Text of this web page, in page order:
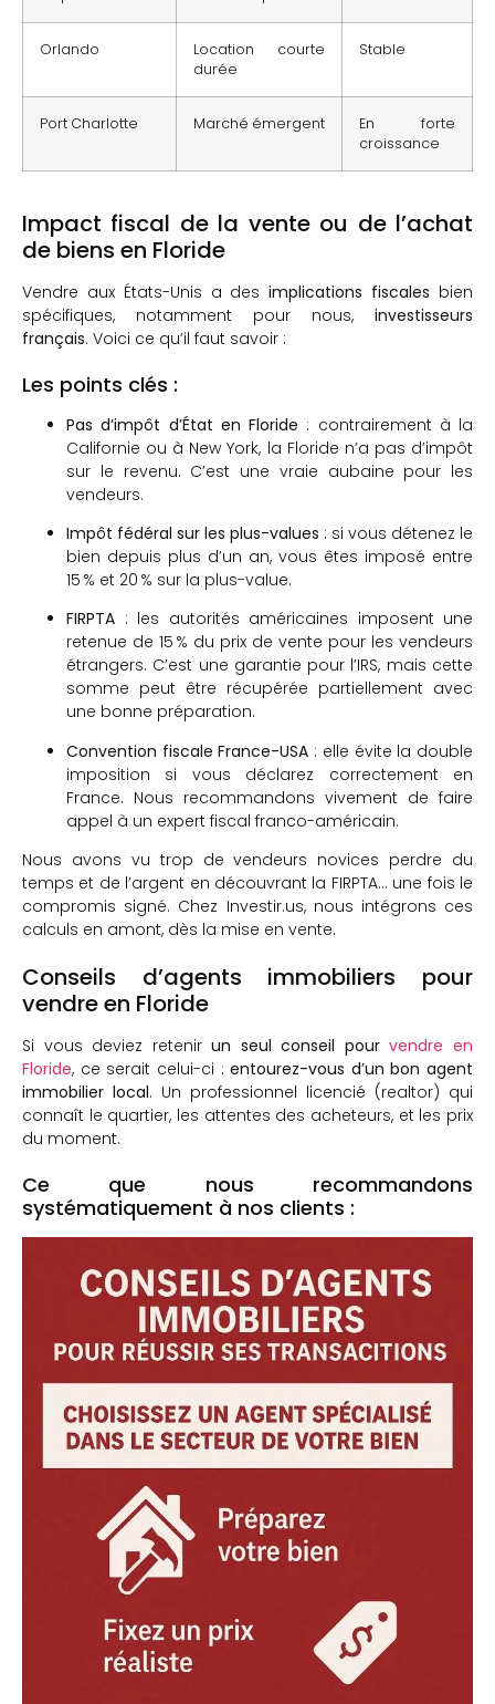
Orlando
Location courte
durée
Stable
Port Charlotte Marché émergent
En forte
croissance
Impact fiscal de la vente ou de l’achat
de biens en Floride
Vendre aux États-Unis a desimplications fiscales bien
spécifiques, notamment pour nous, investisseurs
français. Voici ce qu’il faut savoir :
Les points clés :
Pas d’impôt d’État en Floride : contrairement à la
Californie ou à New York, la Floride n’a pas d’impôt
sur le revenu. C’est une vraie aubaine pour les
vendeurs.
Impôt fédéral sur les plus-values : si vous détenez le
bien depuis plus d’un an, vous êtes imposé entre
15 % et 20 % sur la plus-value.
FIRPTA : les autorités américaines imposent une
retenue de 15 % du prix de vente pour les vendeurs
étrangers. C’est une garantie pour l’IRS, mais cette
somme peut être récupérée partiellement avec
une bonne préparation.
Convention fiscale France-USA : elle évite la double
imposition si vous déclarez correctement en
France. Nous recommandons vivement de faire
appel à un expert fiscal franco-américain.
Nous avons vu trop de vendeurs novices perdre du
temps et de l’argent en découvrant la FIRPTA… une fois le
compromis signé. Chez Investir.us, nous intégrons ces
calculs en amont, dès la mise en vente.
Conseils d’agents immobiliers pour
vendre en Floride
Si vous deviez retenirun seul conseil pourvendre en
Floride, ce serait celui-ci :entourez-vous d’un bon agent
immobilier local. Un professionnel licencié (realtor) qui
connaît le quartier, les attentes des acheteurs, et les prix
du moment.
Ce que nous recommandons
systématiquement à nos clients :